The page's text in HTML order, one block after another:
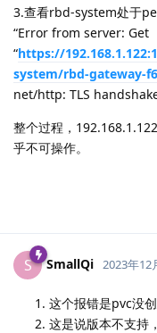
3.查看rbd-system处于
“Error from server: Get
“https://
system/rbd-gateway-
net/http: TLS
整个过程，
乎不可操作。
S SmallQi 2023年12
这个报错是pvc没
这是说版本不支持